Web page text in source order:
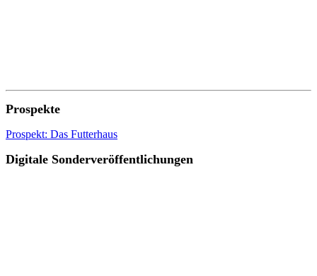
Prospekte
Prospekt: Das Futterhaus
Digitale Sonderveröffentlichungen